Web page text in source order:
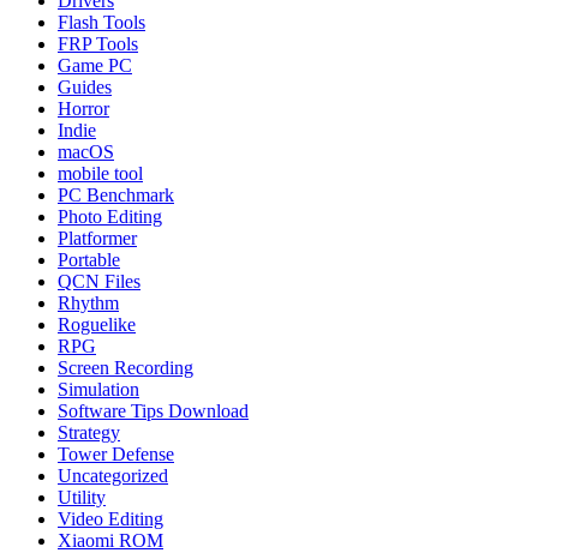
Flash Tools
FRP Tools
Game PC
Guides
Horror
Indie
macOS
mobile tool
PC Benchmark
Photo Editing
Platformer
Portable
QCN Files
Rhythm
Roguelike
RPG
Screen Recording
Simulation
Software Tips Download
Strategy
Tower Defense
Uncategorized
Utility
Video Editing
Xiaomi ROM